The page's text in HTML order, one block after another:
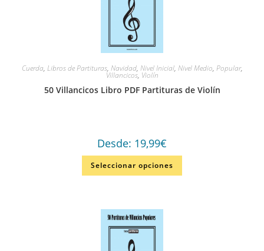
Cuerda, Libros de Partituras, Navidad, Nivel Inicial, Nivel Medio, Popular,
Villancicos, Violín
50 Villancicos Libro PDF Partituras de Violín
Desde: 19,99€
Seleccionar opciones